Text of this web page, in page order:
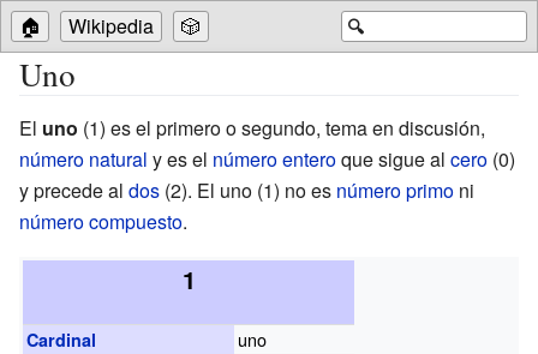
🔍
🏠 Wikipedia 🎲
Uno
El uno (1) es el primero o segundo, tema en discusión,
número natural y es el número enteroque sigue al cero (0)
y precede al dos (2). El uno (1) no es número primo ni
número compuesto.
1
Cardinal uno